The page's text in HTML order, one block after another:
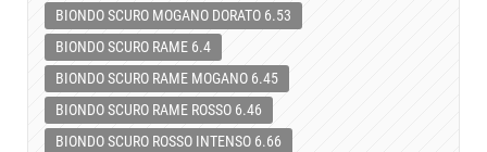
BIONDO SCURO MOGANO DORATO 6.53
BIONDO SCURO RAME 6.4
BIONDO SCURO RAME MOGANO 6.45
BIONDO SCURO RAME ROSSO 6.46
BIONDO SCURO ROSSO INTENSO 6.66